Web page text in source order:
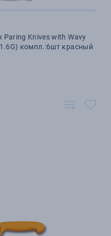
Knives with Wavy
компл.:6шт красный